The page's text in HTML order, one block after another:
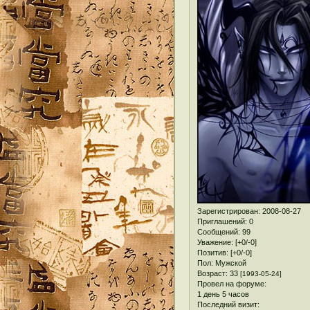
Зарегистрирован: 2008-08-27
Приглашений: 0
Сообщений: 99
Уважение: [+0/-0]
Позитив: [+0/-0]
Пол: Мужской
Возраст: 33 [1993-05-24]
Провел на форуме:
1 день 5 часов
Последний визит: